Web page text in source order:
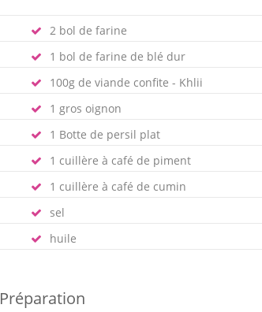
2 bol de farine
1 bol de farine de blé dur
100g de viande confite - Khlii
1 gros oignon
1 Botte de persil plat
1 cuillère à café de piment
1 cuillère à café de cumin
sel
huile
Préparation